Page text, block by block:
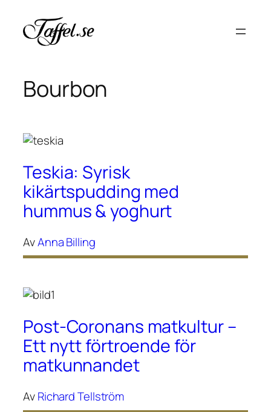
innehåll
Bourbon
Teskia: Syrisk
kikärtspudding med
hummus & yoghurt
AvAnna Billing
Post-Coronans matkultur –
Ett nytt förtroende för
matkunnandet
AvRichard Tellström